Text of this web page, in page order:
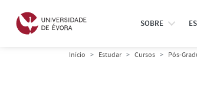
SOBRE
Início Estudar Cursos Pós-